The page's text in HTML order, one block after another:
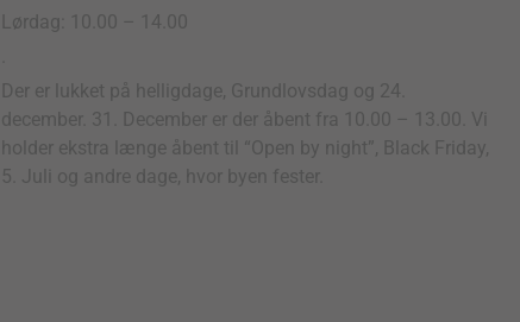
Lørdag: 10.00 – 14.00
Der er lukket på helligdage, Grundlovsdag og 24.
december. 31. December er der åbent fra 10.00 – 13.00. Vi
holder ekstra længe åbent til “Open by night”, Black Friday,
5. Juli og andre dage, hvor byen fester.